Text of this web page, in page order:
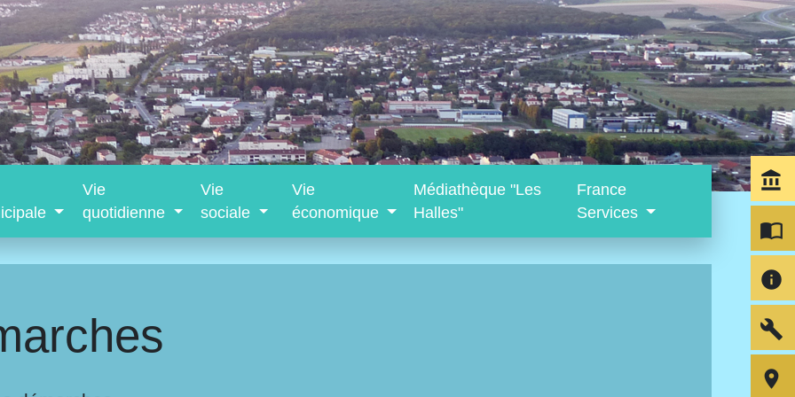
Vie
quotidienne
Vie
sociale
Vie
économique
Médiathèque "Les
Halles"
France
Services
account_balance
import_contacts
info
build
room